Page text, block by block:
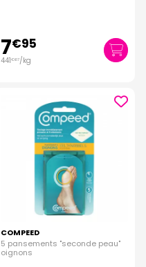
7€95
441€67/kg
COMPEED
5 pansements "seconde peau"
oignons